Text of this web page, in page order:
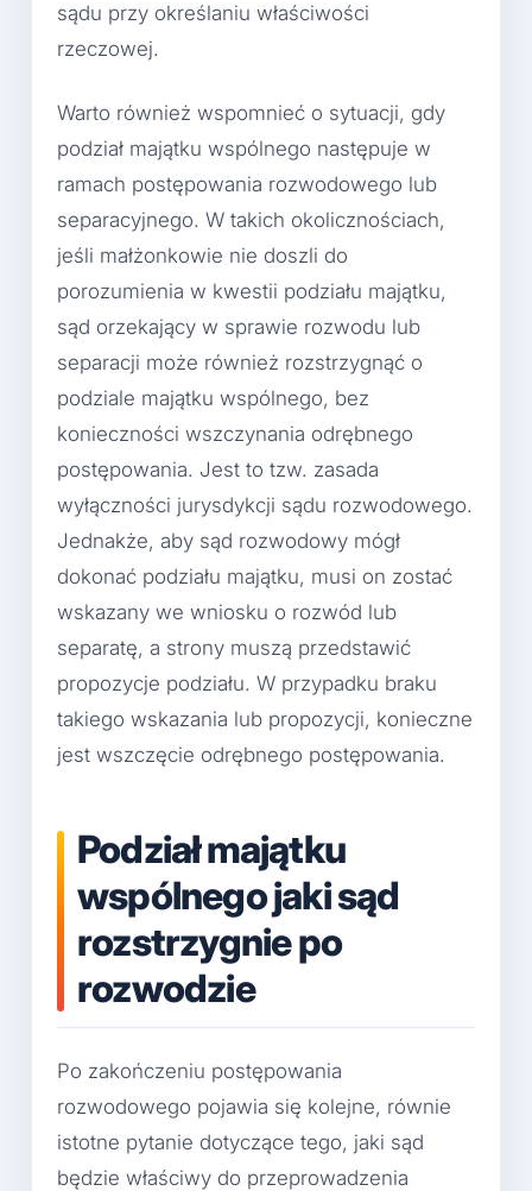
sądu przy określaniu właściwości
rzeczowej.
Warto również wspomnieć o sytuacji, gdy
podział majątku wspólnego następuje w
ramach postępowania rozwodowego lub
separacyjnego. W takich okolicznościach,
jeśli małżonkowie nie doszli do
porozumienia w kwestii podziału majątku,
sąd orzekający w sprawie rozwodu lub
separacji może również rozstrzygnąć o
podziale majątku wspólnego, bez
konieczności wszczynania odrębnego
postępowania. Jest to tzw. zasada
wyłączności jurysdykcji sądu rozwodowego.
Jednakże, aby sąd rozwodowy mógł
dokonać podziału majątku, musi on zostać
wskazany we wniosku o rozwód lub
separatę, a strony muszą przedstawić
propozycje podziału. W przypadku braku
takiego wskazania lub propozycji, konieczne
jest wszczęcie odrębnego postępowania.
Podział majątku
wspólnego jaki sąd
rozstrzygnie po
rozwodzie
Po zakończeniu postępowania
rozwodowego pojawia się kolejne, równie
istotne pytanie dotyczące tego, jaki sąd
będzie właściwy do przeprowadzenia